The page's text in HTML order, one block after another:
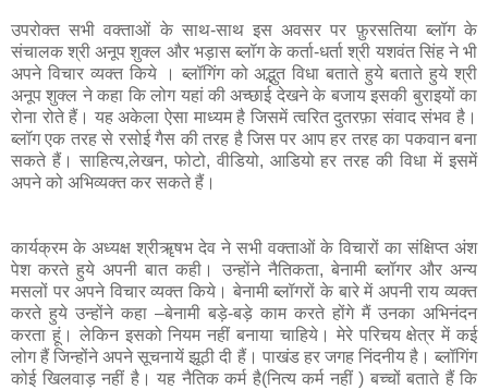
उपरोक्तसभीवक्ताओंके साथ-साथ इस अवसर पर फ़ुरसतिया ब्लॉग के
संचालक श्री अनूप शुक्ल और भड़ास ब्लॉग के कर्ता-धर्ता श्री यशवंत सिंह ने भी
अपने विचार व्यक्त किये । ब्लॉगिंग को अद्भुत विधा बताते हुये बताते हुये श्री
अनूप शुक्ल ने कहा कि लोग यहां की अच्छाई देखने के बजाय इसकी बुराइयों का
रोना रोते हैं। यह अकेला ऐसा माध्यम है जिसमें त्वरित दुतरफ़ा संवाद संभव है।
ब्लॉग एक तरह से रसोई गैस की तरह है जिस पर आप हर तरह का पकवान बना
सकते हैं। साहित्य,लेखन, फोटो, वीडियो, आडियो हर तरह की विधा में इसमें
अपने को अभिव्यक्त कर सकते हैं।
कार्यक्रम के अध्यक्ष श्रीॠषभ देव ने सभी वक्ताओं के विचारों का संक्षिप्त अंश
पेश करते हुये अपनी बात कही। उन्होंने नैतिकता, बेनामी ब्लॉगर और अन्य
मसलों पर अपने विचार व्यक्त किये। बेनामी ब्लॉगरों के बारे में अपनी राय व्यक्त
करते हुये उन्होंने कहा –बेनामी बड़े-बड़े काम करते होंगे मैं उनका अभिनंदन
करता हूं। लेकिन इसको नियम नहीं बनाया चाहिये। मेरे परिचय क्षेत्र में कई
लोग हैं जिन्होंने अपने सूचनायें झूठी दी हैं। पाखंड हर जगह निंदनीय है। ब्लॉगिंग
कोई खिलवाड़ नहीं है। यह नैतिक कर्म है(नित्य कर्म नहीं ) बच्चों बताते हैं कि